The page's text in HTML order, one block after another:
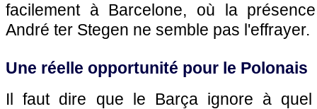
facilement à Barcelone, où la
André ter Stegen ne semble pas l'effrayer.
Une réelle opportunité pour le Polonais
Il faut dire que le Barça ignore à quel